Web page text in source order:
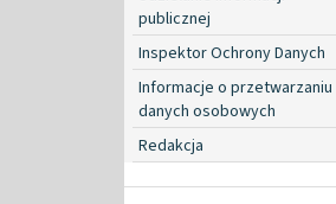
publicznej
Inspektor Ochrony Danych
Informacje o przetwarzaniu
danych osobowych
Redakcja